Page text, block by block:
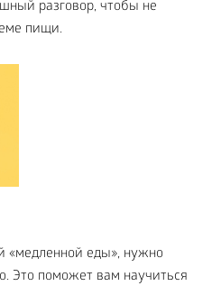
разговор, чтобы не
пищи.
«медленной еды», нужно
Это поможет вам научиться